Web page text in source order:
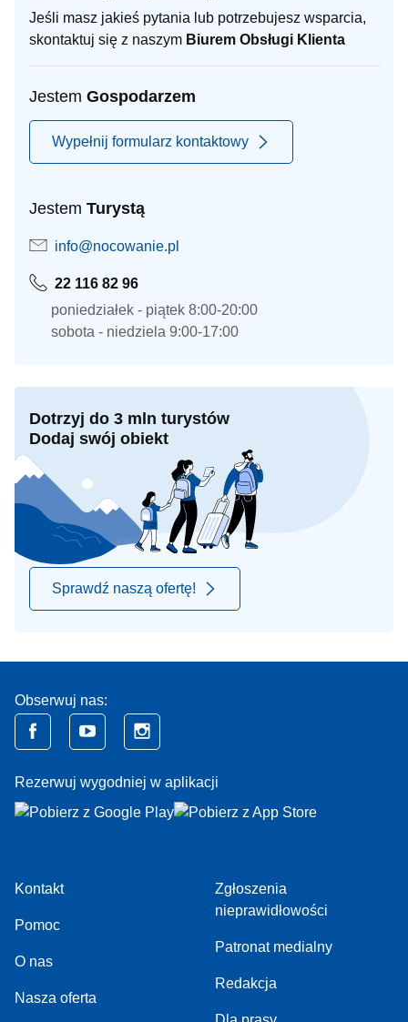
Jeśli masz jakieś pytania lub potrzebujesz wsparcia,
skontaktuj się z naszym Biurem Obsługi Klienta
Jestem Gospodarzem
Wypełnij formularz kontaktowy
Jestem Turystą
info@nocowanie.pl
22 116 82 96
poniedziałek - piątek 8:00-20:00
sobota - niedziela 9:00-17:00
Dotrzyj do 3 mln turystów
Dodaj swój obiekt
Sprawdź naszą ofertę!
Obserwuj nas:
Rezerwuj wygodniej w aplikacji
Kontakt
Pomoc
O nas
Nasza oferta
Zgłoszenia
nieprawidłowości
Patronat medialny
Redakcja